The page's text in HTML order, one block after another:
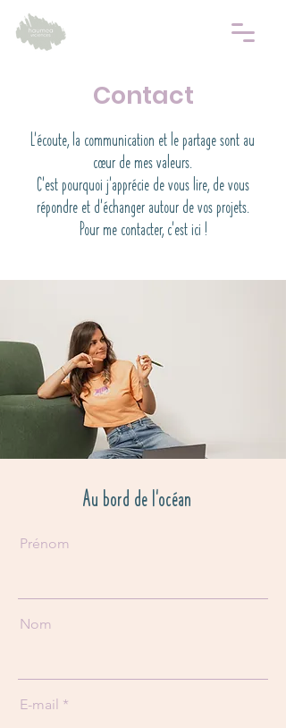
Contact
L'écoute, la communication et le partage sont au
cœur de mes valeurs.
C’est pourquoi j’apprécie de vous lire, de vous
répondre et d’échanger autour de vos projets.
Pour me contacter, c'est ici !
Au bord de l'océan
Prénom
Nom
E-mail